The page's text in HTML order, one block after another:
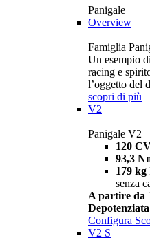
Panigale
Overview
Famiglia
Un esempio
racing e
l’oggetto del
scopri di più
V2
Panigale V2
120
93,3
179 kg
senza
A partire da
Configura
V2 S